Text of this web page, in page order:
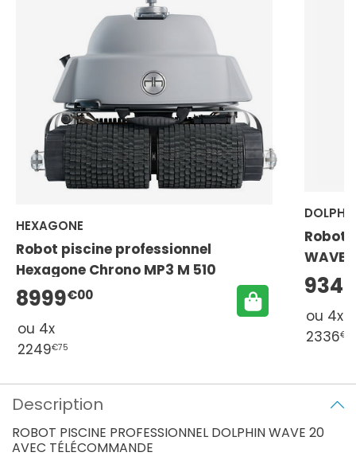
HEXAGONE
Robot piscine professionnel
Hexagone Chrono MP3 M 510
8999€00
ou 4x
2249€75
Robot
WAVE
chariot
9345
ou 4x
2336
Description
ROBOT PISCINE PROFESSIONNEL DOLPHIN WAVE 20
AVEC TÉLÉCOMMANDE